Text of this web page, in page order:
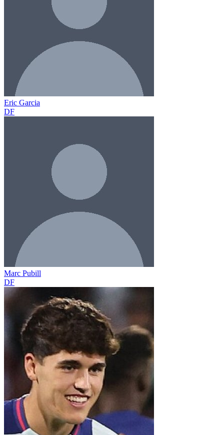
Eric Garcia
DF
Marc Pubill
DF